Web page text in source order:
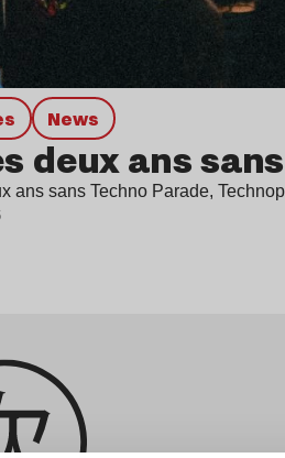
news
deux ans
ans sans Techno Parade,